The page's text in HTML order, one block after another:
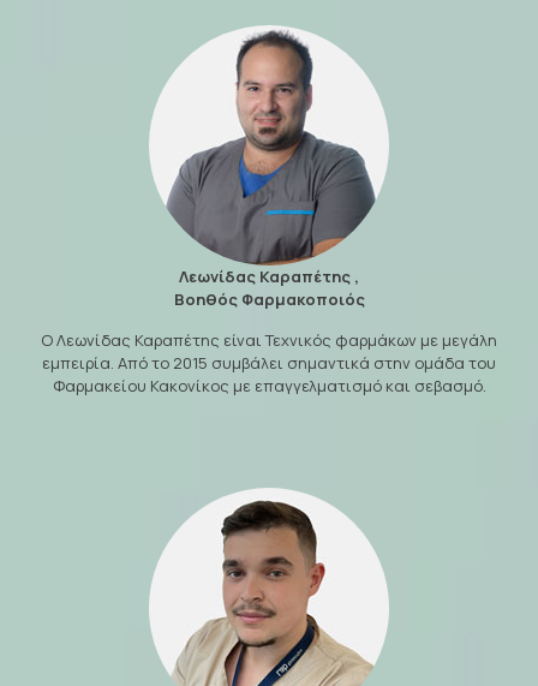
Λεωνίδας Καραπέτης ,
Βοηθός Φαρμακοποιός
Ο Λεωνίδας Καραπέτης είναι Τεχνικός φαρμάκων με μεγάλη
εμπειρία. Από το 2015 συμβάλει σημαντικά στην ομάδα του
Φαρμακείου Κακονίκος με επαγγελματισμό και σεβασμό.